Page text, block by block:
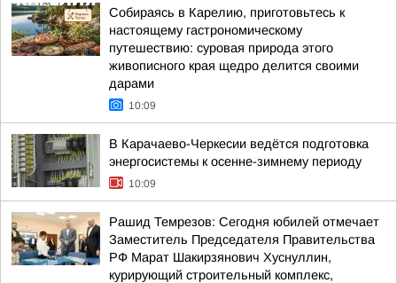
Собираясь в Карелию, приготовьтесь к
настоящему гастрономическому
путешествию: суровая природа этого
живописного края щедро делится своими
дарами
10:09
В Карачаево-Черкесии ведётся подготовка
энергосистемы к осенне-зимнему периоду
10:09
Рашид Темрезов: Сегодня юбилей отмечает
Заместитель Председателя Правительства
РФ Марат Шакирзянович Хуснуллин,
курирующий строительный комплекс,